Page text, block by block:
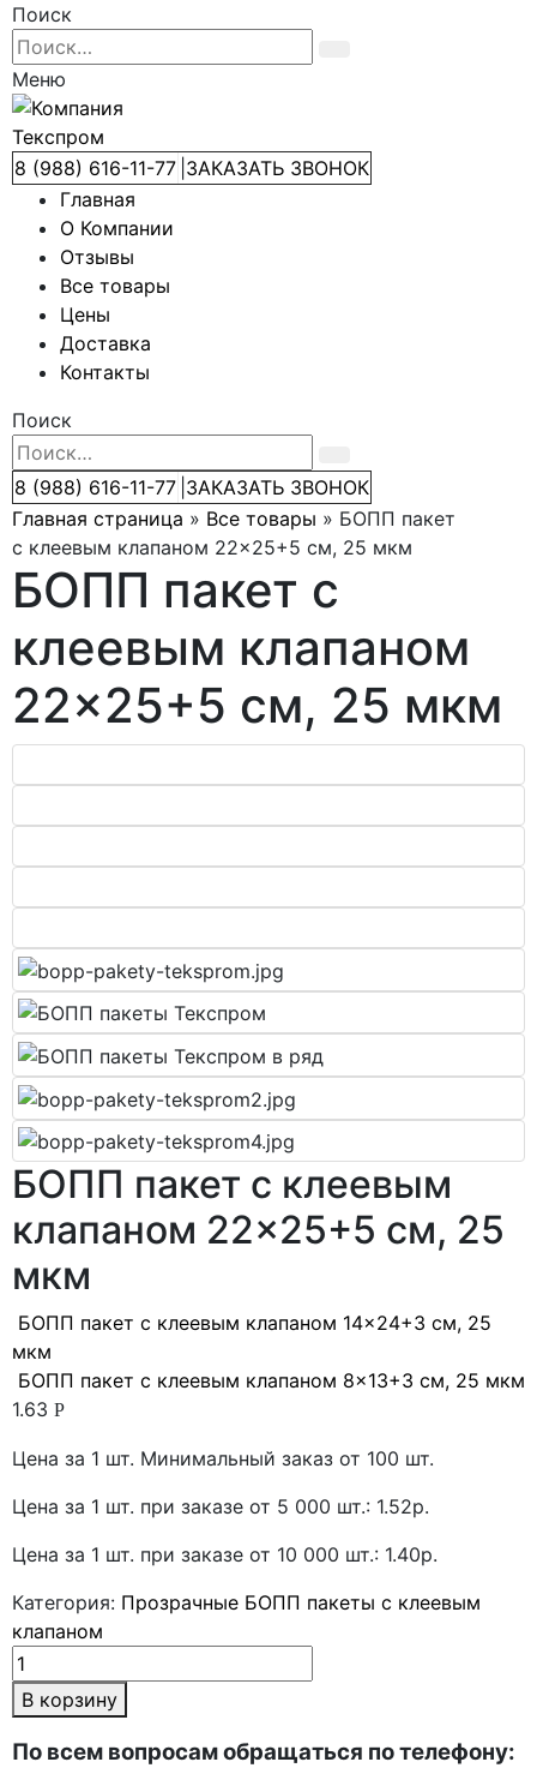
Поиск
Меню
8 (988) 616-11-77 ЗАКАЗАТЬ ЗВОНОК
Главная
О Компании
Отзывы
Все товары
Цены
Доставка
Контакты
Поиск
8 (988) 616-11-77 ЗАКАЗАТЬ ЗВОНОК
Главная страница » Все товары » БОПП пакет
с клеевым клапаном 22×25+5 см, 25 мкм
БОПП пакет с
клеевым клапаном
22×25+5 см, 25 мкм
БОПП пакет с клеевым
клапаном 22×25+5 см, 25
мкм
БОПП пакет с клеевым клапаном 14×24+3 см, 25
мкм
БОПП пакет с клеевым клапаном 8×13+3 см, 25 мкм
1.63 Р
Цена за 1 шт. Минимальный заказ от 100 шт.
Цена за 1 шт. при заказе от 5 000 шт.: 1.52р.
Цена за 1 шт. при заказе от 10 000 шт.: 1.40р.
Категория: Прозрачные БОПП пакеты с клеевым
клапаном
В корзину
По всем вопросам обращаться по телефону: